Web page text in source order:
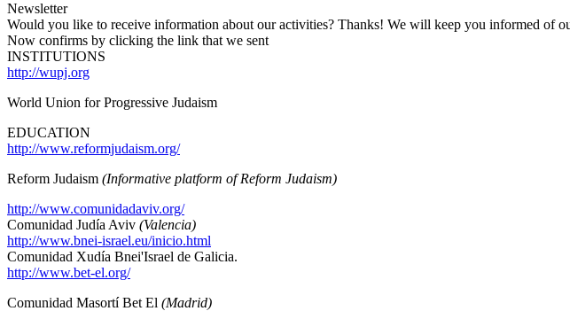
Newsletter
Would you like to receive information about our activities? Thanks! We will keep you informed of
Now confirms by clicking the link that we sent
INSTITUTIONS
http://wupj.org
World Union for Progressive Judaism
EDUCATION
http://www.reformjudaism.org/
Reform Judaism (Informative platform of Reform Judaism)
http://www.comunidadaviv.org/
Comunidad Judía Aviv (Valencia)
http://www.bnei-israel.eu/inicio.html
Comunidad Xudía Bnei'Israel de Galicia.
http://www.bet-el.org/
Comunidad Masortí Bet El (Madrid)